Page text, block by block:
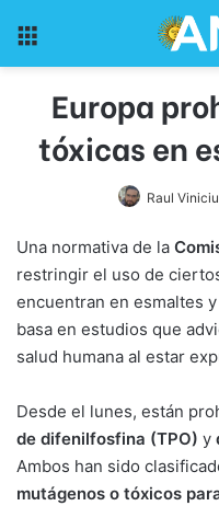
Europa
tóxicas en
Raul
Una normativa de la
restringir el uso de
encuentran en esmaltes
basa en estudios que
salud humana al estar
Desde el lunes, están
de difenilfosfina (TPO) y
Ambos han sido
mutágenos o tóxicos